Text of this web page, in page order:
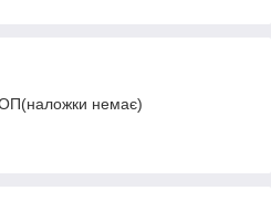
немає)